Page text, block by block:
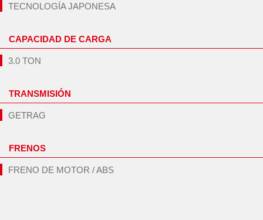
TECNOLOGÍA JAPONESA
CAPACIDAD DE CARGA
3.0 TON
TRANSMISIÓN
GETRAG
FRENOS
FRENO DE MOTOR / ABS